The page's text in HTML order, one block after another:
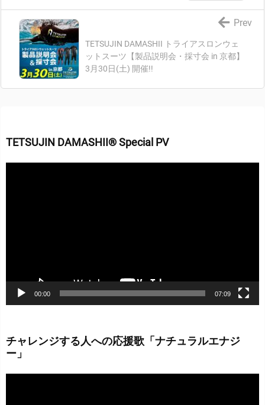
TETSUJIN DAMASHII トライアスロンウェ
ットスーツ【製品説明会・採寸会 in 京都】
3月30日(土) 開催!!
Prev
TETSUJIN DAMASHII® Special PV
00:00 07:09
チャレンジする人への応援歌「ナチュラルエナジ
ー」